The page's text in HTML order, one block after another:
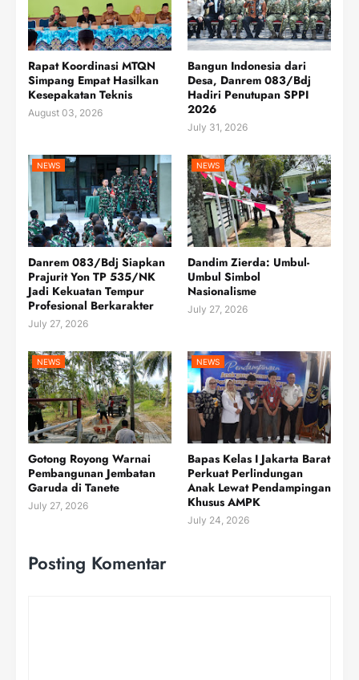
Rapat Koordinasi MTQN
Simpang Empat Hasilkan
Kesepakatan Teknis
August 03, 2026
Bangun Indonesia dari
Desa, Danrem 083/Bdj
Hadiri Penutupan SPPI
2026
July 31, 2026
NEWS
Danrem 083/Bdj Siapkan
Prajurit Yon TP 535/NK
Jadi Kekuatan Tempur
Profesional Berkarakter
July 27, 2026
NEWS
Dandim Zierda: Umbul-
Umbul Simbol
Nasionalisme
July 27, 2026
NEWS
Gotong Royong Warnai
Pembangunan Jembatan
Garuda di Tanete
July 27, 2026
NEWS
Bapas Kelas I Jakarta Barat
Perkuat Perlindungan
Anak Lewat Pendampingan
Khusus AMPK
July 24, 2026
Posting Komentar